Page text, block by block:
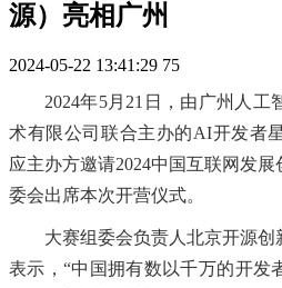
源）亮相广州
2024-05-22 13:41:29 75
2024年5月21日，由广州人
术有限公司联合主办的AI开发者
应主办方邀请2024中国互联网发
委会出席本次开营仪式。
大赛组委会负责人北京开源
表示，“中国拥有数以千万的开发